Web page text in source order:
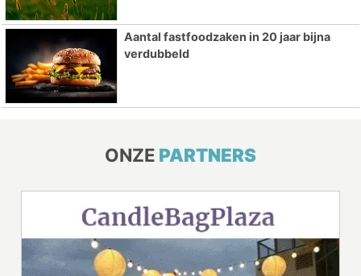
Aantal fastfoodzaken in 20 jaar bijna
verdubbeld
ONZE PARTNERS